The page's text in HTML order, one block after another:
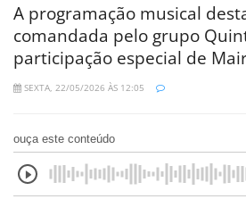
A programação musical
comandada pelo grupo
participação especial de
SEXTA, 22/05/2026 ÀS 12:05
ouça este conteúdo